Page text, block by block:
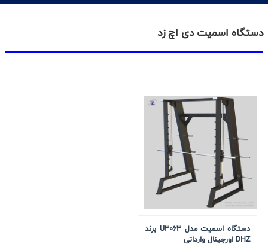
دستگاه اسمیت دی اچ زد
دستگاه اسمیت مدل U3063 برند
DHZ اورجینال وارداتی